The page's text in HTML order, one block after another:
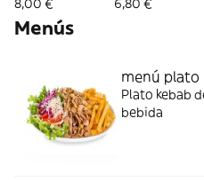
Menús
menú plato
Plato kebab
bebida